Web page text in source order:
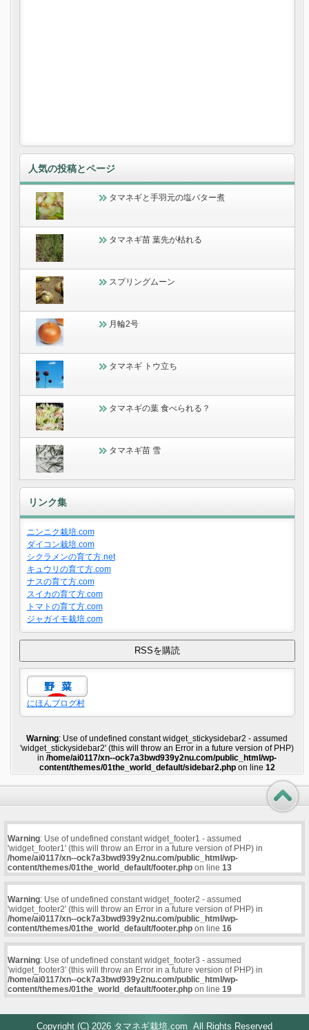
人気の投稿とページ
タマネギと手羽元の塩バター煮
タマネギ苗 葉先が枯れる
スプリングムーン
月輪2号
タマネギ トウ立ち
タマネギの葉 食べられる？
タマネギ苗 雪
リンク集
ニンニク栽培.com
ダイコン栽培.com
シクラメンの育て方.net
キュウリの育て方.com
ナスの育て方.com
スイカの育て方.com
トマトの育て方.com
ジャガイモ栽培.com
にほんブログ村
Warning: Use of undefined constant widget_stickysidebar2 - assumed
'widget_stickysidebar2' (this will throw an Error in a future version of PHP)
in/home/ai0117/xn--ock7a3bwd939y2nu.com/public_html/wp-
content/themes/01the_world_default/sidebar2.phpon line 12
Warning: Use of undefined constant widget_footer1 - assumed
'widget_footer1' (this will throw an Error in a future version of PHP) in
/home/ai0117/xn--ock7a3bwd939y2nu.com/public_html/wp-
content/themes/01the_world_default/footer.phpon line 13
Warning: Use of undefined constant widget_footer2 - assumed
'widget_footer2' (this will throw an Error in a future version of PHP) in
/home/ai0117/xn--ock7a3bwd939y2nu.com/public_html/wp-
content/themes/01the_world_default/footer.phpon line 16
Warning: Use of undefined constant widget_footer3 - assumed
'widget_footer3' (this will throw an Error in a future version of PHP) in
/home/ai0117/xn--ock7a3bwd939y2nu.com/public_html/wp-
content/themes/01the_world_default/footer.phpon line 19
Copyright (C) 2026 タマネギ栽培.com All Rights Reserved